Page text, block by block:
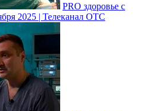
PRO здоровье с
2025 | Телеканал ОТС